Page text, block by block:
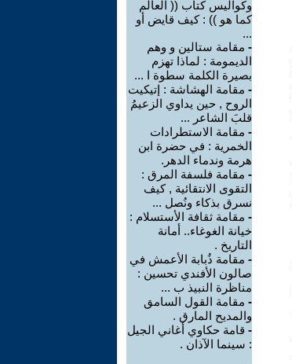
وكواليس كتاب (( العالم
كما هو )) : كيف قايض أو
...
- مقامة ستالين و وهم
الديمومة : لماذا تهزم
بصيرة الكلمة سطوة ا ...
- مقامة الهشاشة : إتيكيت
الروح , حين يداوي الزعيمُ
قلبَ الشاعر ...
- مقامة الاستطرادات
الخمرية : في حضرة ابن
هرمة وندماء الدهر.
- مقامة فلسفة المرق :
التقوى الانتقائية , كيف
نسرق بذكاء ونُصل ...
- مقامة ثقافة الأستسلام :
خيانة الغوغاء.. أمانة
التاريخ .
- مقامة ذُبابة الأعمش في
صالون الأفندي تحسين :
مناظرة النبيذ ب ...
- مقامة القول السامق
والمديح المارق .
- قامة حكاوي أغاني الجيل
: سينما الآذان .